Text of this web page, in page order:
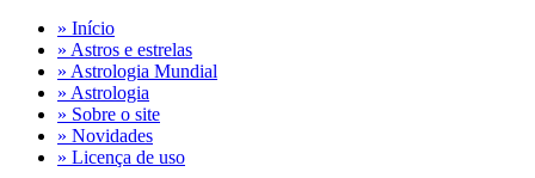
» Início
» Astros e estrelas
» Astrologia Mundial
» Astrologia
» Sobre o site
» Novidades
» Licença de uso